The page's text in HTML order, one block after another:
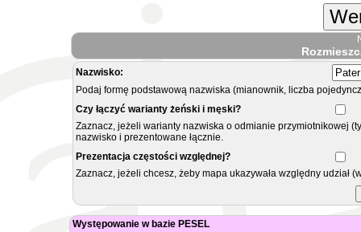
Nazwisko:
Podaj formę podstawową nazwiska (mianownik, liczba
Czy łączyć warianty żeński i męski?
Zaznacz, jeżeli warianty nazwiska o odmianie przymiotnikowej
nazwisko i prezentowane łącznie.
Prezentacja częstości względnej?
Zaznacz, jeżeli chcesz, żeby mapa ukazywała względny
Występowanie w bazie PESEL